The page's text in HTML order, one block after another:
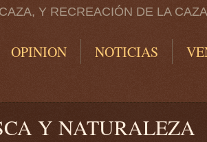
Y RECREACIÓN DE LA
OPINION NOTICIAS
Y NATURALEZA